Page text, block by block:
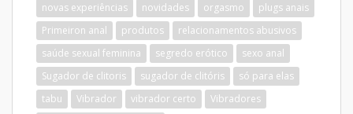
novas experiências
novidades orgasmo
plugs anais
Primeiron anal
produtos
relacionamentos abusivos
saúde sexual feminina
segredo erótico
sexo anal
Sugador de clitoris
sugador de clitóris
só para elas
tabu
Vibrador vibrador certo
Vibradores